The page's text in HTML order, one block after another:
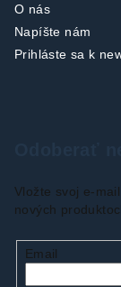
O nás
Napíšte nám
Prihláste sa k
Vložte svoj e-
nových
Email